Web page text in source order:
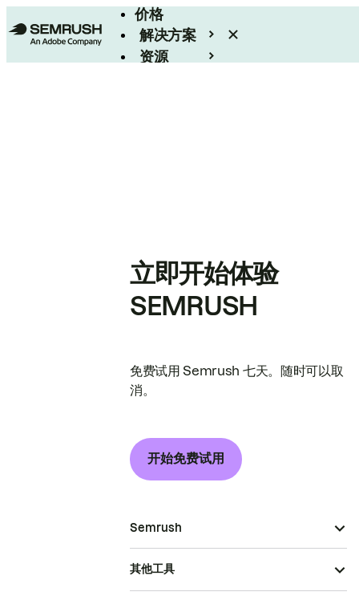
价格
解决方案
资源
立即开始体验
SEMRUSH
免费试用 Semrush 七天。随时可以取
消。
开始免费试用
Semrush
其他工具